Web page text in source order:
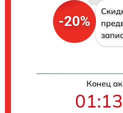
-20%
Конец